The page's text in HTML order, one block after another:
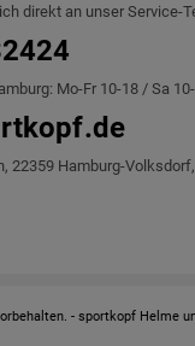
direkt an unser Service-
Mo-Fr 10-18 / Sa
22359 Hamburg-
- sportkopf Helme